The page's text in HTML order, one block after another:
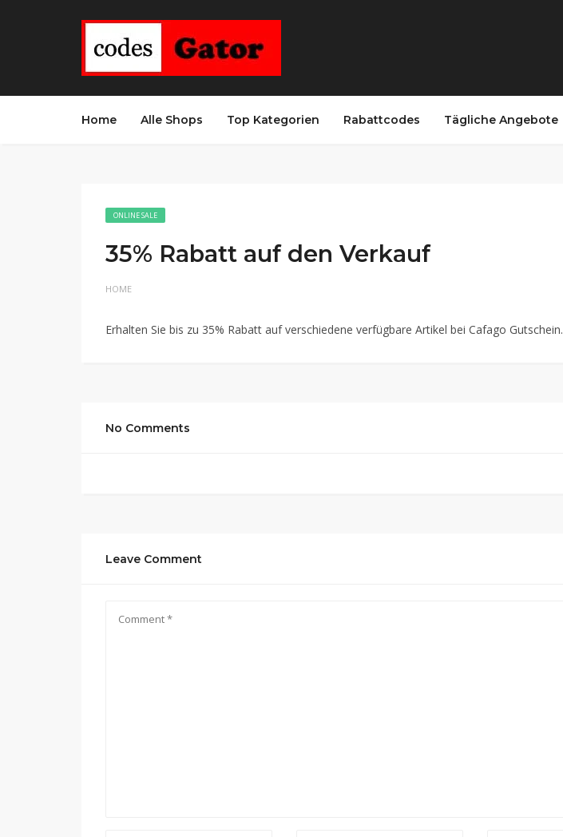
Home Alle Shops Top Kategorien Rabattcodes Tägliche Angebote
ONLINE SALE
35% Rabatt auf den Verkauf
HOME
Erhalten Sie bis zu 35% Rabatt auf verschiedene verfügbare Artikel bei Cafago Gutschein.
No Comments
Leave Comment